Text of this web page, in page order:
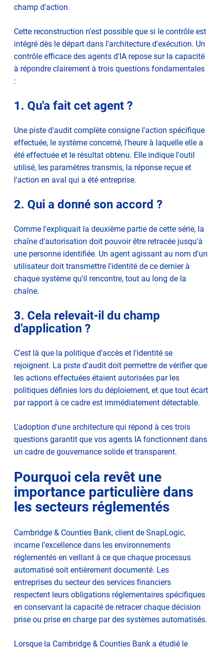
champ d'action.
Cette reconstruction n'est possible que si le contrôle est
intégré dès le départ dans l'architecture d'exécution. Un
contrôle efficace des agents d'IA repose sur la capacité
à répondre clairement à trois questions fondamentales
:
1. Qu'a fait cet agent ?
Une piste d'audit complète consigne l'action spécifique
effectuée, le système concerné, l'heure à laquelle elle a
été effectuée et le résultat obtenu. Elle indique l'outil
utilisé, les paramètres transmis, la réponse reçue et
l'action en aval qui a été entreprise.
2. Qui a donné son accord ?
Comme l'expliquait la deuxième partie de cette série, la
chaîne d'autorisation doit pouvoir être retracée jusqu'à
une personne identifiée. Un agent agissant au nom d'un
utilisateur doit transmettre l'identité de ce dernier à
chaque système qu'il rencontre, tout au long de la
chaîne.
3. Cela relevait-il du champ
d'application ?
C'est là que la politique d'accès et l'identité se
rejoignent. La piste d'audit doit permettre de vérifier que
les actions effectuées étaient autorisées par les
politiques définies lors du déploiement, et que tout écart
par rapport à ce cadre est immédiatement détectable.
L'adoption d'une architecture qui répond à ces trois
questions garantit que vos agents IA fonctionnent dans
un cadre de gouvernance solide et transparent.
Pourquoi cela revêt une
importance particulière dans
les secteurs réglementés
Cambridge & Counties Bank, client de SnapLogic,
incarne l'excellence dans les environnements
réglementés en veillant à ce que chaque processus
automatisé soit entièrement documenté. Les
entreprises du secteur des services financiers
respectent leurs obligations réglementaires spécifiques
en conservant la capacité de retracer chaque décision
prise ou prise en charge par des systèmes automatisés.
Lorsque la Cambridge & Counties Bank a étudié le